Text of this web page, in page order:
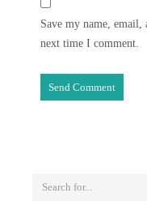
Save my name,
next time I comment.